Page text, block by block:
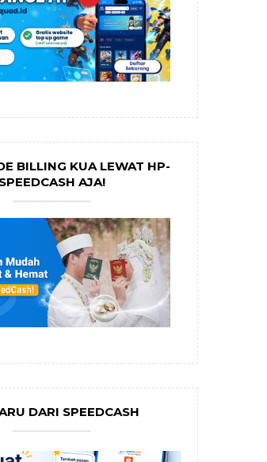
BILLING KUA LEWAT HP-
SPEEDCASH AJA!
DARI SPEEDCASH